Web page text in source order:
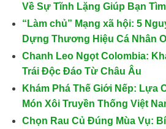
Về Sự Tĩnh Lặng Giúp Bạn
“Làm chủ” Mạng xã hội: 5
Dựng Thương Hiệu Cá Nhân
Chanh Leo Ngọt Colombia:
Trái Độc Đáo Từ Châu Âu
Khám Phá Thế Giới Nếp: Lựa
Món Xôi Truyền Thống Việt
Chọn Rau Củ Đúng Mùa Vụ: